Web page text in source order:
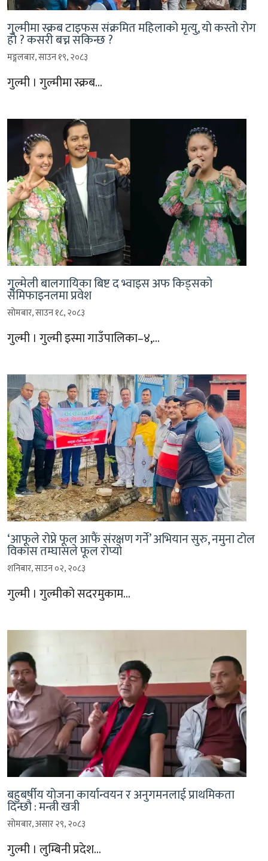
गुल्मीमा स्क्रब टाइफस संक्रमित महिलाको मृत्यु, यो कस्तो रोग
हो ? कसरी बच्न सकिन्छ ?
मङ्गलबार, साउन १९, २०८३
गुल्मी । गुल्मीमा स्क्रब…
गुल्मेली बालगायिका बिष्ट द भ्वाइस अफ किड्सको
सेमिफाइनलमा प्रवेश
सोमबार, साउन १८, २०८३
गुल्मी । गुल्मी इस्मा गाउँपालिका–४,…
‘आफूले रोप्ने फूल आफैं संरक्षण गर्ने’ अभियान सुरु, नमुना टोल
विकास तम्घासले फूल रोप्यो
शनिबार, साउन ०२, २०८३
गुल्मी । गुल्मीको सदरमुकाम…
बहुबर्षीय योजना कार्यान्वयन र अनुगमनलाई प्राथमिकता
दिन्छौ : मन्त्री खत्री
सोमबार, असार २९, २०८३
गुल्मी । लुम्बिनी प्रदेश…